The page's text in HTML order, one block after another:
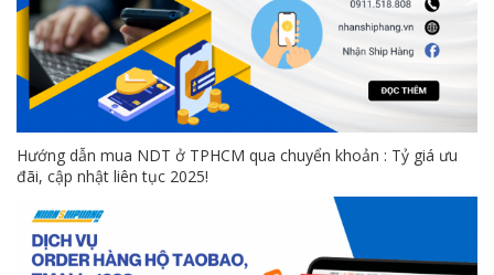
Hướng dẫn mua NDT ở TPHCM qua chuyển khoản : Tỷ giá ưu
đãi, cập nhật liên tục 2025!